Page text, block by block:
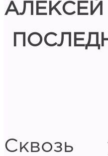
АЛЕКСЕЙ
Сквозь